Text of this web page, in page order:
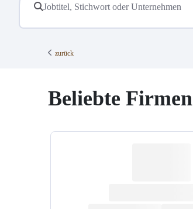
zurück
Beliebte Firmen